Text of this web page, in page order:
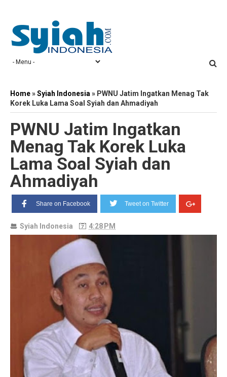
Home»Syiah Indonesia » PWNU Jatim Ingatkan Menag Tak
Korek Luka Lama Soal Syiah dan Ahmadiyah
PWNU Jatim Ingatkan
Menag Tak Korek Luka
Lama Soal Syiah dan
Ahmadiyah
Share on Facebook Tweet on Twitter
Syiah Indonesia 4:28 PM